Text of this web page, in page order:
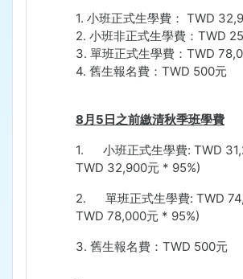
1. 小班正式生學費： TWD
2. 小班非正式生學費： TWD
3. 單班正式生學費： TWD
4. 舊生報名費： TWD 500元
8月 5 日之前繳清秋季班學費
1. 小班正式生學費: TWD
TWD 32,900元 * 95%)
2. 單班正式生學費: TWD
TWD 78,000元 * 95%)
3. 舊生報名費： TWD 500元